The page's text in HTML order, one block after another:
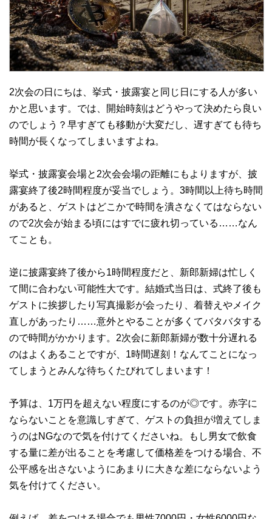
2次会の日にちは、挙式・披露宴と同じ日にする人が多い
かと思います。では、開始時刻はどうやって決めたら良い
のでしょう？早すぎても移動が大変だし、遅すぎても待ち
時間が長くなってしまいますよね。
挙式・披露宴会場と2次会会場の距離にもよりますが、披
露宴終了後2時間程度が妥当でしょう。3時間以上待ち時間
があると、ゲストはどこかで時間を潰さなくてはならない
ので2次会が始まる頃にはすでに疲れ切っている……なん
てことも。
逆に披露宴終了後から1時間程度だと、新郎新婦は忙しく
て間に合わない可能性大です。結婚式当日は、式終了後も
ゲストに挨拶したり写真撮影が会ったり、着替えやメイク
直しがあったり……意外とやることが多くてバタバタする
ので時間がかかります。2次会に新郎新婦が数十分遅れる
のはよくあることですが、1時間遅刻！なんてことになっ
てしまうとみんな待ちくたびれてしまいます！
予算は、1万円を超えない程度にするのが◎です。赤字に
ならないことを意識しすぎて、ゲストの負担が増えてしま
うのはNGなので気を付けてくださいね。もし男女で飲食
する量に差が出ることを考慮して価格差をつける場合、不
公平感を出さないようにあまりに大きな差にならないよう
気を付けてください。